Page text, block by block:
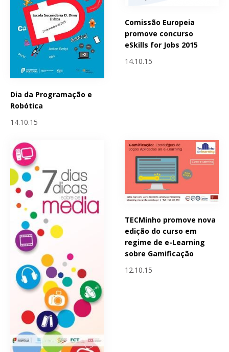
Dia da Programação e
Robótica
14.10.15
Comissão Europeia
promove concurso
eSkills for Jobs 2015
14.10.15
TECMinho promove nova
edição do curso em
regime de e-Learning
sobre Gamificação
12.10.15